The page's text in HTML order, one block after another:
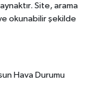
Site, arama
okunabilir şekilde
Hava Durumu